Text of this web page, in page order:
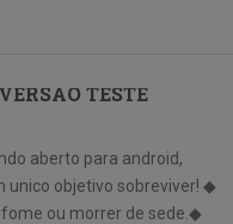
TESTE
aberto para android,
unico objetivo sobreviver! ◆
ou morrer de sede.◆